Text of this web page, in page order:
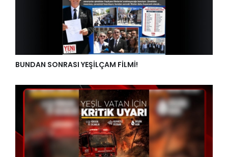
Balıkesir'e Fransız yatırımı
BUNDAN SONRASI YEŞİLÇAM FİLMİ!